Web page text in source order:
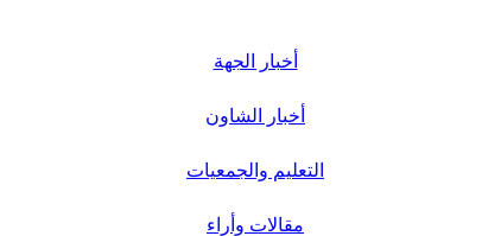
أخبار الجهة
أخبار الشاون
التعليم والجمعيات
مقالات وأراء